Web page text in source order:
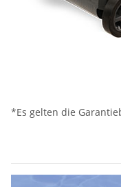
*Es gelten die